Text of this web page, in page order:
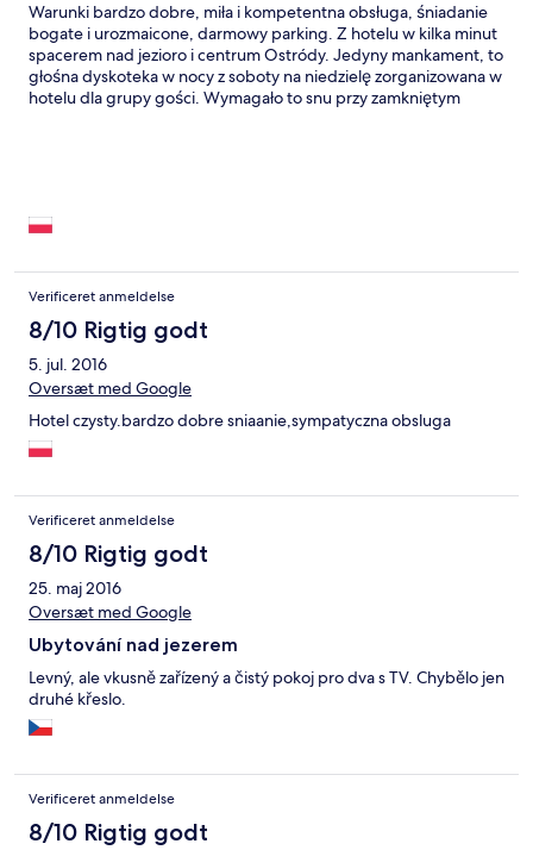
Warunki bardzo dobre, miła i kompetentna obsługa, śniadanie
bogate i urozmaicone, darmowy parking. Z hotelu w kilka minut
spacerem nad jezioro i centrum Ostródy. Jedyny mankament, to
głośna dyskoteka w nocy z soboty na niedzielę zorganizowana w
hotelu dla grupy gości. Wymagało to snu przy zamkniętym
Verificeret anmeldelse
8/10 Rigtig godt
5. jul. 2016
Oversæt med Google
Hotel czysty.bardzo dobre sniaanie,sympatyczna obsluga
Verificeret anmeldelse
8/10 Rigtig godt
25. maj 2016
Oversæt med Google
Ubytování nad jezerem
Levný, ale vkusně zařízený a čistý pokoj pro dva s TV. Chybělo jen
druhé křeslo.
Verificeret anmeldelse
8/10 Rigtig godt